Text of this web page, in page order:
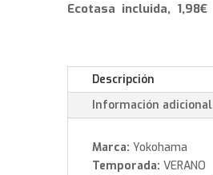
cantidad
Ecotasa incluida, 1,98€
Descripción
Información adicional
Marca: Yokohama
Temporada: VERANO